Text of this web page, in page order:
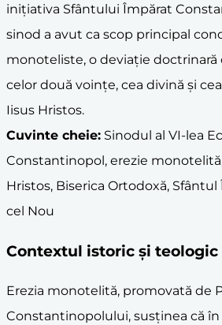
inițiativa Sfântului Împărat
sinod a avut ca scop principal
monoteliste, o deviație doctrinară
celor două voințe, cea divină și
Iisus Hristos.
Cuvinte cheie: Sinodul al VI-lea
Constantinopol, erezie
Hristos, Biserica Ortodoxă,
cel Nou
Contextul istoric și teologic
Erezia monotelită, promovată de
Constantinopolului, susținea că